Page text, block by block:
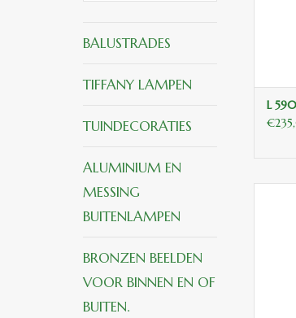
BALUSTRADES
TIFFANY LAMPEN
TUINDECORATIES
ALUMINIUM EN
MESSING
BUITENLAMPEN
BRONZEN BEELDEN
VOOR BINNEN EN OF
BUITEN.
L